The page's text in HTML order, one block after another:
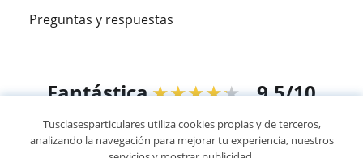
Preguntas y respuestas
Fantástica★★★★★ 9,5/10
305915opiniones de alumnos
Tusclasesparticulares utiliza cookies propias y de terceros,
analizando la navegación para mejorar tu experiencia, nuestros